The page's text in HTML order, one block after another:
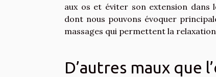
aux os et éviter son extension dans
dont nous pouvons évoquer
massages qui permettent la relaxation
D’autres maux que